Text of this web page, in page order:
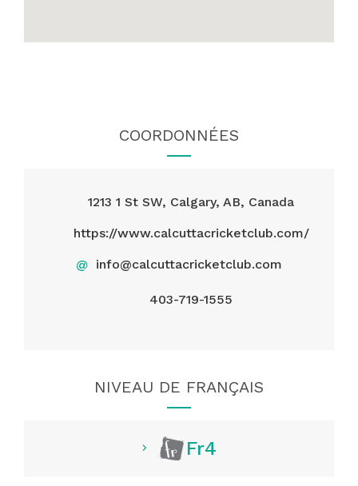
COORDONNÉES
1213 1 St SW, Calgary, AB, Canada
https://www.calcuttacricketclub.com/
@ info@calcuttacricketclub.com
403-719-1555
NIVEAU DE FRANÇAIS
Fr4